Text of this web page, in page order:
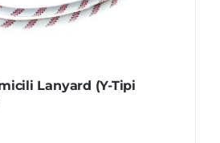
Lanyard (Y-Tipi